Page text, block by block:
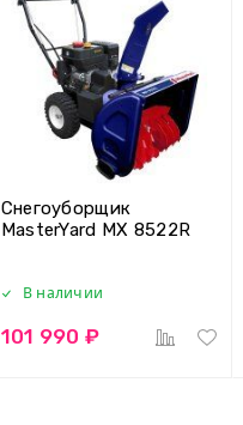
Снегоуборщик
MasterYard MX 8522R
В наличии
101 990 ₽